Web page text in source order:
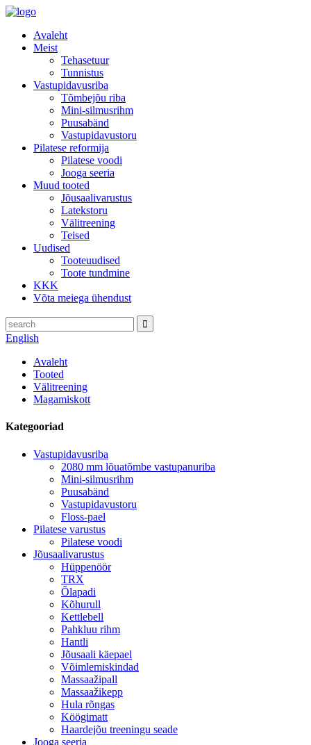
Avaleht
Meist
Tehasetuur
Tunnistus
Vastupidavusriba
Tõmbejõu riba
Mini-silmusrihm
Puusabänd
Vastupidavustoru
Pilatese reformija
Pilatese voodi
Jooga seeria
Muud tooted
Jõusaalivarustus
Latekstoru
Välitreening
Teised
Uudised
Tooteuudised
Toote tundmine
KKK
Võta meiega ühendust
English
Avaleht
Tooted
Välitreening
Magamiskott
Kategooriad
Vastupidavusriba
2080 mm lõuatõmbe vastupanuriba
Mini-silmusrihm
Puusabänd
Vastupidavustoru
Floss-pael
Pilatese varustus
Pilatese voodi
Jõusaalivarustus
Hüppenöör
TRX
Õlapadi
Kõhurull
Kettlebell
Pahkluu rihm
Hantli
Jõusaali käepael
Võimlemiskindad
Massaažipall
Massaažikepp
Hula rõngas
Köögimatt
Haardejõu treeningu seade
Jooga seeria